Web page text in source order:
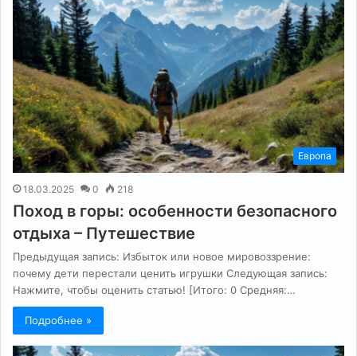
Европа
18.03.2025 0 218
Поход в горы: особенности безопасного
отдыха – Путешествие
Предыдущая запись: Избыток или новое мировоззрение:
почему дети перестали ценить игрушки Следующая запись:
Нажмите, чтобы оценить статью! [Итого: 0 Средняя:…
Подробнее »